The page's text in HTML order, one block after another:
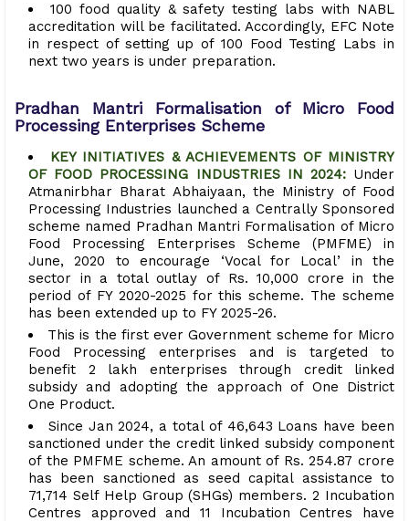
100 food quality & safety testing labs with NABL
accreditation will be facilitated. Accordingly, EFC Note
in respect of setting up of 100 Food Testing Labs in
next two years is under preparation.
Pradhan Mantri Formalisation of Micro Food
Processing Enterprises Scheme
KEY INITIATIVES & ACHIEVEMENTS OF MINISTRY
OF FOOD PROCESSING INDUSTRIES IN 2024: Under
Atmanirbhar Bharat Abhaiyaan, the Ministry of Food
Processing Industries launched a Centrally Sponsored
scheme named Pradhan Mantri Formalisation of Micro
Food Processing Enterprises Scheme (PMFME) in
June, 2020 to encourage ‘Vocal for Local’ in the
sector in a total outlay of Rs. 10,000 crore in the
period of FY 2020-2025 for this scheme. The scheme
has been extended up to FY 2025-26.
This is the first ever Government scheme for Micro
Food Processing enterprises and is targeted to
benefit 2 lakh enterprises through credit linked
subsidy and adopting the approach of One District
One Product.
Since Jan 2024, a total of 46,643 Loans have been
sanctioned under the credit linked subsidy component
of the PMFME scheme. An amount of Rs. 254.87 crore
has been sanctioned as seed capital assistance to
71,714 Self Help Group (SHGs) members. 2 Incubation
Centres approved and 11 Incubation Centres have